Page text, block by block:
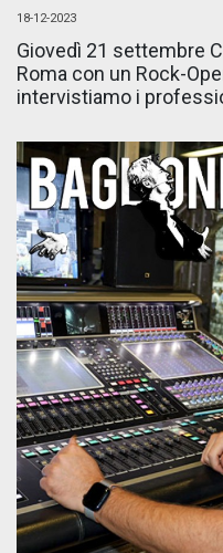
18-12-2023
Giovedì 21 settembre
Roma con un Rock-
intervistiamo i